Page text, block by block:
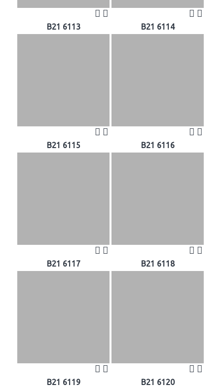
B21 6113 B21 6114
B21 6115 B21 6116
B21 6117 B21 6118
B21 6119 B21 6120